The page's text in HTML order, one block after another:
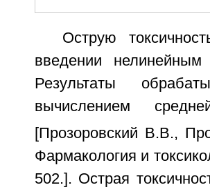
Острую
введении
Результаты
вычислением
[Прозоровский В.В.,
Фармакология и
502.]. Острая